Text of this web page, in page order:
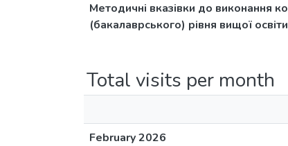
Методичні вказівки до виконання
(бакалаврського) рівня вищої
Total visits per month
February 2026